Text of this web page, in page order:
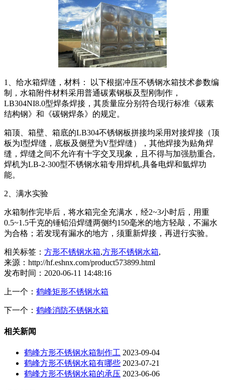
1、给水箱焊缝，材料： 以下根据冲压不锈钢水箱技术参数编
制，水箱附件材料采用普通碳素钢板及型刚制作，
LB304NI8.0型焊条焊接，其质量应分别符合现行标准《碳素
结构钢》和《碳钢焊条》的规定。
箱顶、箱壁、箱底的LB304不锈钢板拼接均采用对接焊接（顶
板为I型焊缝，底板及侧壁为V型焊缝），其他焊接为贴角焊
缝，焊缝之间不允许有十字交叉现象，且不得与加强肋重合,
焊机为LB-2-300型不锈钢水箱专用焊机,具备电焊和氩焊功
能。
2、满水实验
水箱制作完毕后，将水箱完全充满水，经2~3小时后，用重
0.5~1.5千克的锤铅沿焊缝两侧约150毫米的地方轻敲，不漏水
为合格；若发现有漏水的地方，须重新焊接，再进行实验。
相关标签： 方形不锈钢水箱,方形不锈钢水箱,
来源：http://hf.eshnx.com/product573899.html
发布时间：2020-06-11 14:48:16
上一个： 鹤峰矩形不锈钢水箱
下一个： 鹤峰消防不锈钢水箱
相关新闻
鹤峰方形不锈钢水箱制作工 2023-09-04
鹤峰方形不锈钢水箱有哪些 2023-07-21
鹤峰方形不锈钢水箱的承压 2023-06-06